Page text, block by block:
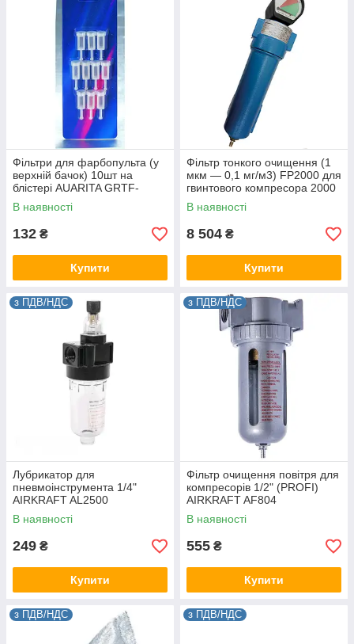
Фільтри для фарбопульта (у
верхній бачок) 10шт на
блістері AUARITA GRTF-
10pcs
В наявності
132 ₴
Купити
Фільтр тонкого очищення (1
мкм — 0,1 мг/м3) FP2000 для
гвинтового компресора 2000
л/хв FIAC 721261100
В наявності
8 504 ₴
Купити
з ПДВ/НДС
Лубрикатор для
пневмоінструмента 1/4"
AIRKRAFT AL2500
В наявності
249 ₴
Купити
з ПДВ/НДС
Фільтр очищення повітря для
компресорів 1/2" (PROFI)
AIRKRAFT AF804
В наявності
555 ₴
Купити
з ПДВ/НДС з ПДВ/НДС